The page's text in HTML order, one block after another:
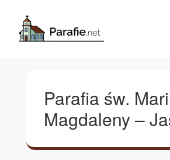
Parafia św.
Magdaleny –